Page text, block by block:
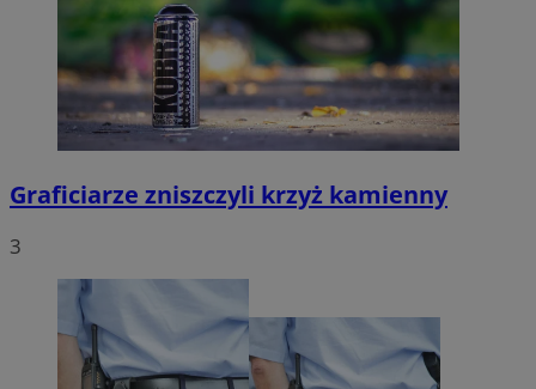
Graficiarze zniszczyli krzyż kamienny
3